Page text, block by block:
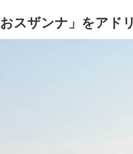
スザンナ」をアド